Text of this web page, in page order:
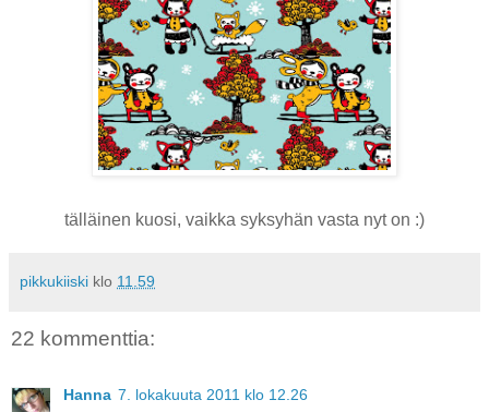
tälläinen kuosi, vaikka syksyhän vasta nyt on :)
pikkukiiski klo 11.59
22 kommenttia:
Hanna 7. lokakuuta 2011 klo 12.26